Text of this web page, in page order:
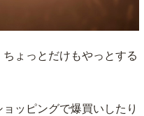
ょっとだけもやっとする
ッピングで爆買いしたり